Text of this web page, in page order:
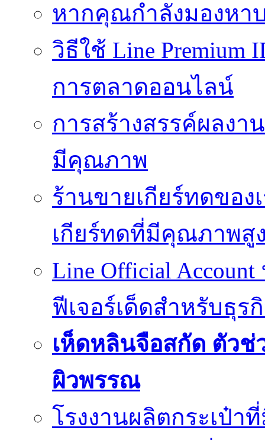
หากคุณกำลังมองหา
วิธีใช้ Line
การตลาดออนไลน์
การสร้างสรรค์ผลงา
มีคุณภาพ
ร้านขายเกียร์ทดของ
เกียร์ทดที่มีคุณภาพสู
Line Official
ฟีเจอร์เด็ดสำหรับธุร
เห็ดหลินจือสกัด ตัว
ผิวพรรณ
โรงงานผลิตกระเป๋า